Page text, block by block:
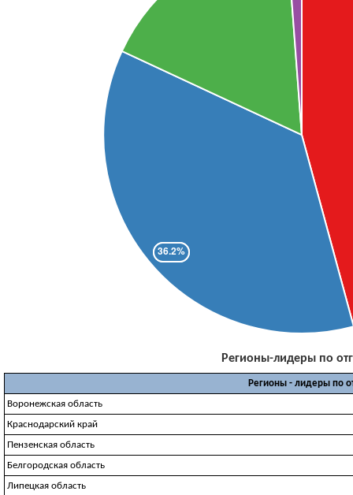
Регионы-лидеры по
Регионы - лидеры по
Воронежская область
Краснодарский край
Пензенская область
Белгородская область
Липецкая область